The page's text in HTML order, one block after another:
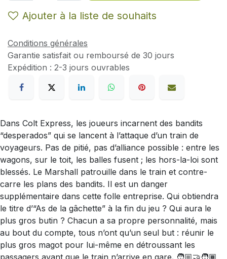
Ajouter à la liste de souhaits
Conditions générales
Garantie satisfait ou remboursé de 30 jours
Expédition : 2-3 jours ouvrables
Dans Colt Express, les joueurs incarnent des bandits
“desperados” qui se lancent à l’attaque d’un train de
voyageurs. Pas de pitié, pas d’alliance possible : entre les
wagons, sur le toit, les balles fusent ; les hors-la-loi sont
blessés. Le Marshall patrouille dans le train et contre-
carre les plans des bandits. Il est un danger
supplémentaire dans cette folle entreprise. Qui obtiendra
le titre d’“As de la gâchette” à la fin du jeu ? Qui aura le
plus gros butin ? Chacun a sa propre personnalité, mais
au bout du compte, tous n’ont qu’un seul but : réunir le
plus gros magot pour lui-même en détroussant les